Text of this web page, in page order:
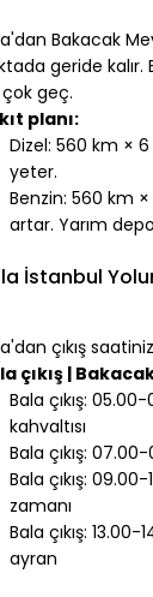
Bakacak
geride
geç.
planı:
Dizel: 560 km ×
yeter.
Benzin: 560 km
artar. Yarım
İstanbul
çıkış
çıkış |
Bala çıkış:
kahvaltısı
Bala çıkış:
Bala çıkış:
zamanı
Bala çıkış:
ayran